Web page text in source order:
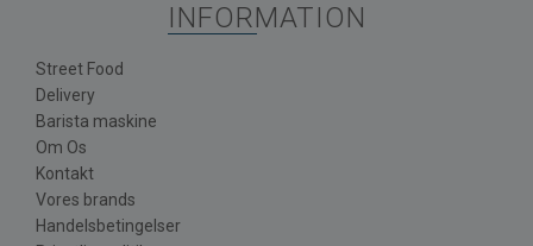
INFORMATION
Street Food
Delivery
Barista maskine
Om Os
Kontakt
Vores brands
Handelsbetingelser